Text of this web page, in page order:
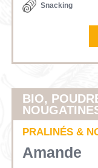
Snacking
BIO,
PRALINÉS &
Amande